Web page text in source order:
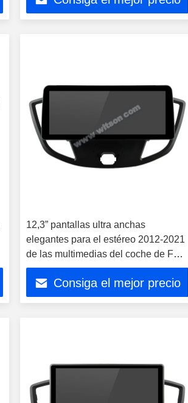
12,3” pantallas ultra anchas
elegantes para el estéreo 2012-2021
de las multimedias del coche de Ford
Tourneo Custom Transit
Consiga el mejor precio